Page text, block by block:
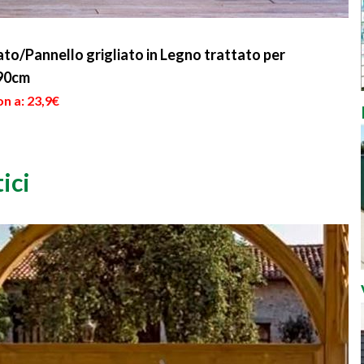
Pannello grigliato in Legno trattato per
a: 23,9€